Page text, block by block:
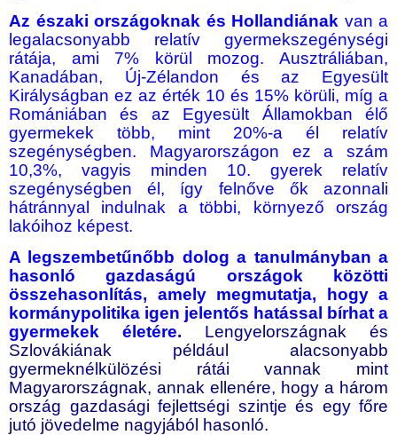
Az északi országoknak és Hollandiának van a
legalacsonyabb relatív gyermekszegénységi
rátája, ami 7% körül mozog. Ausztráliában,
Kanadában, Új-Zélandon és az Egyesült
Királyságban ez az érték 10 és 15% körüli, míg a
Romániában és az Egyesült Államokban élő
gyermekek több, mint 20%-a él relatív
szegénységben. Magyarországon ez a szám
10,3%, vagyis minden 10. gyerek relatív
szegénységben él, így felnőve ők azonnali
hátránnyal indulnak a többi, környező ország
lakóihoz képest.
A legszembetűnőbb dolog a tanulmányban a
hasonló gazdaságú országok közötti
összehasonlítás, amely megmutatja, hogy a
kormánypolitika igen jelentős hatással bírhat a
gyermekek életére.
Lengyelországnak és
Szlovákiának például alacsonyabb
gyermeknélkülözési rátái vannak mint
Magyarországnak, annak ellenére, hogy a három
ország gazdasági fejlettségi szintje és egy főre
jutó jövedelme nagyjából hasonló.